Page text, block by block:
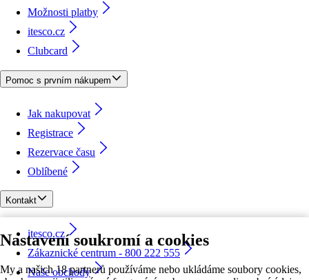
Nastavení soukromí a cookies
My a našich 18 partnerů používáme nebo ukládáme soubory cookies,
Možnosti platby
itesco.cz
Clubcard
Pomoc s prvním nákupem
Jak nakupovat
Registrace
Rezervace času
Oblíbené
Kontakt
itesco.cz
Zákaznické centrum - 800 222 555
Naše obchody